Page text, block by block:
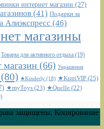
интернет магазин (27)
(41) Подарки за
Алиэкспресс (46)
магазины
Товары для активного отдыха (19)
магазин (66) Украшения
(80) ★Kinderly (18) ★KupiVIP (25)
★myToys (23) ★Quelle (22)
защищены. Копирование